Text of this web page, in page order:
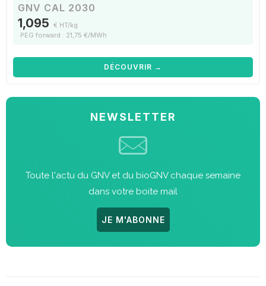
GNV CAL 2030
1,095 € HT/kg
PEG forward : 21,75 €/MWh
DÉCOUVRIR →
NEWSLETTER
Toute l'actu du GNV et du bioGNV chaque semaine
dans votre boite mail
JE M'ABONNE